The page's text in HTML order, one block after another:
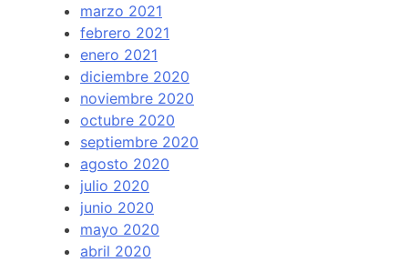
marzo 2021
febrero 2021
enero 2021
diciembre 2020
noviembre 2020
octubre 2020
septiembre 2020
agosto 2020
julio 2020
junio 2020
mayo 2020
abril 2020